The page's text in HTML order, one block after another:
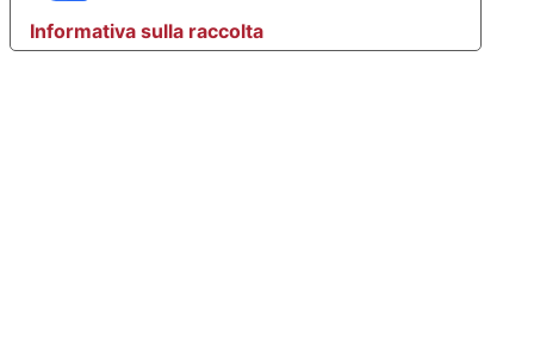
Informativa sulla raccolta